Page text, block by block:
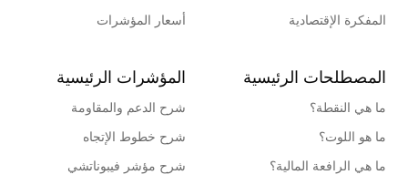
المفكرة الإقتصادية
أسعار المؤشرات
المصطلحات الرئيسية
ما هي النقطة؟
ما هو اللوت؟
ما هي الرافعة المالية؟
المؤشرات الرئيسية
شرح الدعم والمقاومة
شرح خطوط الإتجاه
شرح مؤشر فيبوناتشي